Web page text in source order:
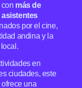
con más de
asistentes
por el cine,
andina y la
en
ciudades, este
una